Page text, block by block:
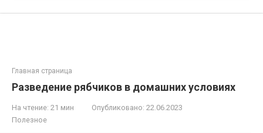
Главная страница
Разведение рябчиков в домашних условиях
На чтение: 21 мин Опубликовано: 22.06.2023
Полезное